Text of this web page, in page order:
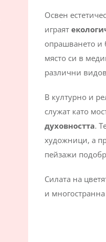
Освен
играят
опрашването и
място си в
различни
В културно и
служат като
духовността.
художници, а
пейзажи
Силата на
и